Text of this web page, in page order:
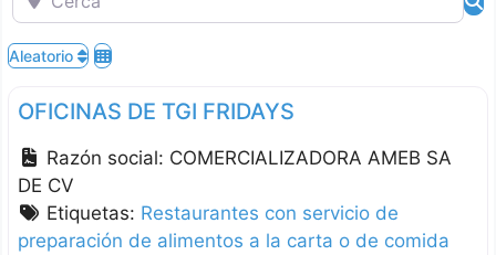
Aleatorio
OFICINAS DE TGI FRIDAYS
Razón social: COMERCIALIZADORA AMEB SA
DE CV
Etiquetas: Restaurantes con servicio de
preparación de alimentos a la carta o de comida